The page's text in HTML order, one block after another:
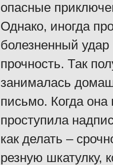
опасные
Однако, иногда
болезненный удар
прочность. Так
занималась
письмо. Когда она
проступила
как делать –
резную шкатулку,